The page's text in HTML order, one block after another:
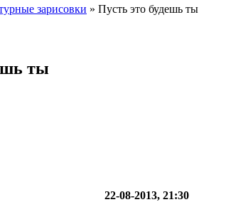
зарисовки » Пусть это будешь ты
ты
22-08-2013, 21:30